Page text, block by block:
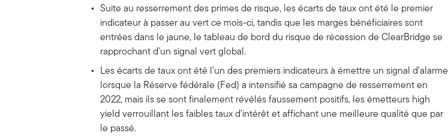
Suite au resserrement des primes de risque, les écarts de taux ont été le premier
indicateur à passer au vert ce mois-ci, tandis que les marges bénéficiaires sont
entrées dans le jaune, le tableau de bord du risque de récession de ClearBridge se
rapprochant d'un signal vert global.
Les écarts de taux ont été l'un des premiers indicateurs à émettre un signal d'alarme
lorsque la Réserve fédérale (Fed) a intensifié sa campagne de resserrement en
2022, mais ils se sont finalement révélés faussement positifs, les émetteurs high
yield verrouillant les faibles taux d'intérêt et affichant une meilleure qualité que par
le passé.